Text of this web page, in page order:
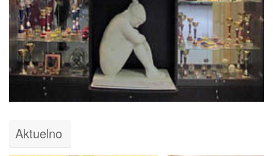
Aktuelno